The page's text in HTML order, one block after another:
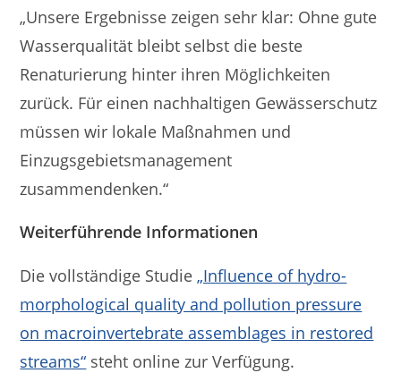
„Unsere Ergebnisse zeigen sehr klar: Ohne gute
Wasserqualität bleibt selbst die beste
Renaturierung hinter ihren Möglichkeiten
zurück. Für einen nachhaltigen Gewässerschutz
müssen wir lokale Maßnahmen und
Einzugsgebietsmanagement
zusammendenken.“
Weiterführende Informationen
Die vollständige Studie„Influence of hydro-
morphological quality and pollution pressure
on macroinvertebrate assemblages in restored
streams“ steht online zur Verfügung.